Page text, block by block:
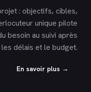
: objectifs, cibles,
unique pilote
besoin au suivi après
délais et le budget.
En savoir plus →